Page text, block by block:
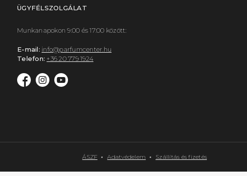
ÜGYFÉLSZOLGÁLAT
Munkanapokon 9:00 és 17:00 között:
E-mail: info@parfumcenter.hu
Telefon: +36 20 779 1924
ÁSZF Adatvédelem Szállítás és fizetés